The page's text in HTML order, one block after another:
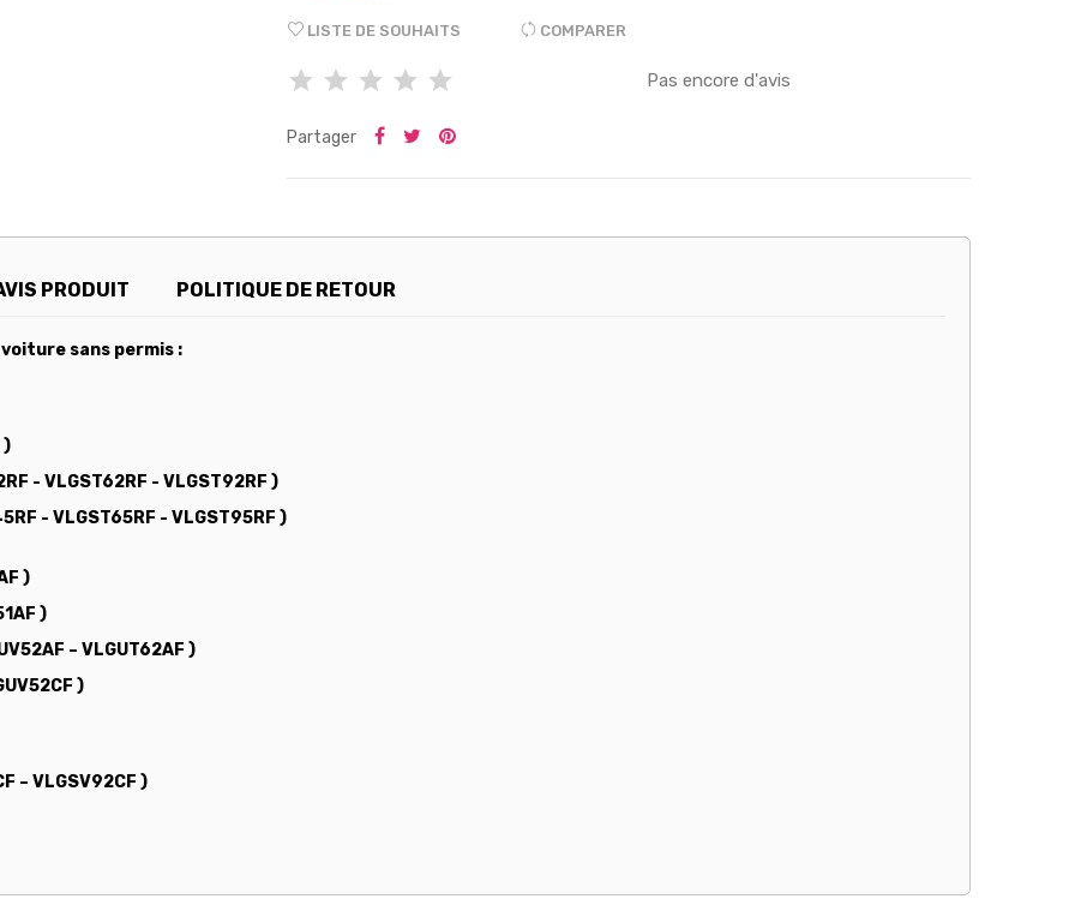
LISTE DE SOUHAITS COMPARER
Pas encore d'avis
Partager
PRODUIT POLITIQUE DE RETOUR
sans permis :
)
- VLGST62RF - VLGST92RF )
- VLGST65RF - VLGST95RF )
)
)
– VLGUT62AF )
)
– VLGSV92CF )